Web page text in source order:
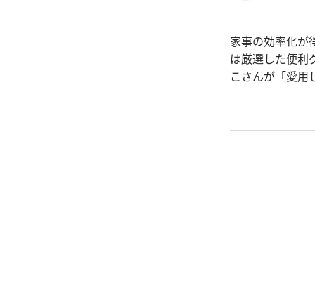
家事の効率化が
は厳選した便利
こさんが「愛用